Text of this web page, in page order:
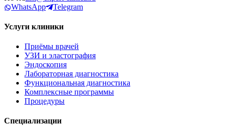
WhatsApp
Telegram
Услуги клиники
Приёмы врачей
УЗИ и эластография
Эндоскопия
Лабораторная диагностика
Функциональная диагностика
Комплексные программы
Процедуры
Специализации